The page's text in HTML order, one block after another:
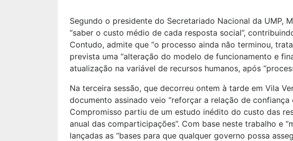
Segundo o presidente do Secretariado Nacional da UMP,
“saber o custo médio de cada resposta social”,
Contudo, admite que “o processo ainda não terminou,
prevista uma “alteração do modelo de funcionamento e
atualização na variável de recursos humanos, após
Na terceira sessão, que decorreu ontem à tarde em Vila
documento assinado veio “reforçar a relação de
Compromisso partiu de um estudo inédito do custo das
anual das comparticipações”. Com base neste trabalho e
lançadas as “bases para que qualquer governo possa